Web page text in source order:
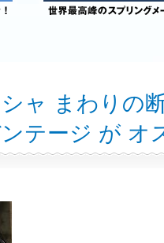
ャ まわりの
テージ が オ